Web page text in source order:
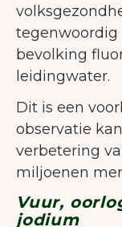
tegenwoordig
bevolking
leidingwater.
Dit is een
observatie
verbetering
miljoenen
Vuur,
jodium